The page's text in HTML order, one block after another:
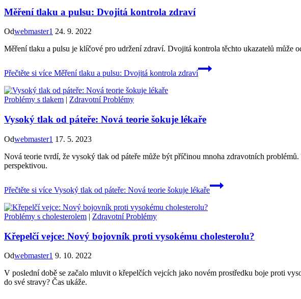
Měření tlaku a pulsu: Dvojitá kontrola zdraví
Odwebmaster1 24. 9. 2022
Měření tlaku a pulsu je klíčové pro udržení zdraví. Dvojitá kontrola těchto ukazatelů
Přečtěte si více Měření tlaku a pulsu: Dvojitá kontrola zdraví
Problémy s tlakem | Zdravotní Problémy
Vysoký tlak od páteře: Nová teorie šokuje lékaře
Odwebmaster1 17. 5. 2023
Nová teorie tvrdí, že vysoký tlak od páteře může být příčinou mnoha zdravotních
perspektivou.
Přečtěte si více Vysoký tlak od páteře: Nová teorie šokuje lékaře
Problémy s cholesterolem | Zdravotní Problémy
Křepelčí vejce: Nový bojovník proti vysokému cholesterolu?
Odwebmaster1 9. 10. 2022
V poslední době se začalo mluvit o křepelčích vejcích jako novém prostředku boje proti
do své stravy? Čas ukáže.